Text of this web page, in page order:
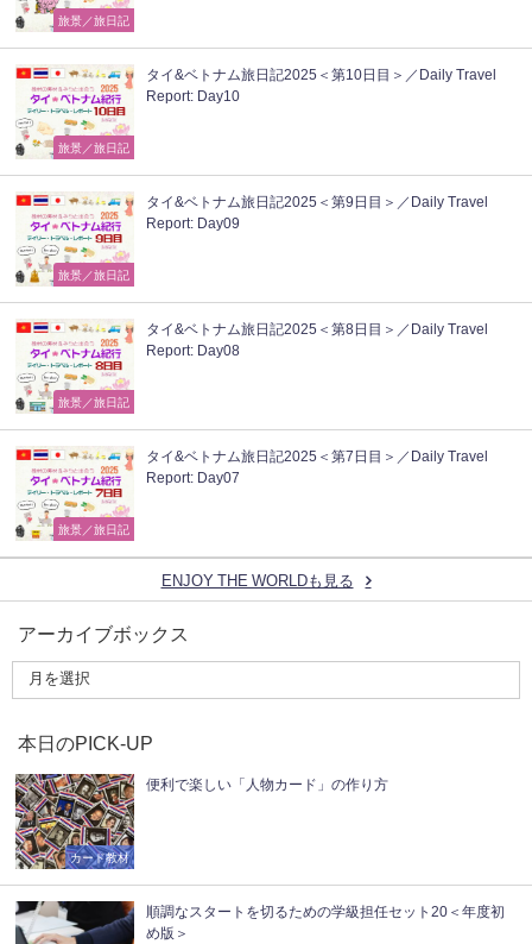
旅景／旅日記
旅景／旅日記
タイ&ベトナム旅日記2025＜第10日目＞／Daily Travel
Report: Day10
旅景／旅日記
タイ&ベトナム旅日記2025＜第9日目＞／Daily Travel
Report: Day09
旅景／旅日記
タイ&ベトナム旅日記2025＜第8日目＞／Daily Travel
Report: Day08
旅景／旅日記
タイ&ベトナム旅日記2025＜第7日目＞／Daily Travel
Report: Day07
ENJOY THE WORLDも見る
アーカイブボックス
本日のPICK-UP
カード教材
便利で楽しい「人物カード」の作り方
順調なスタートを切るための学級担任セット20＜年度初
め版＞